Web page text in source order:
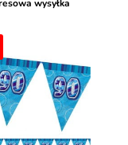
wysyłka